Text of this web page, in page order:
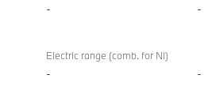
- -
Electric range (comb. for NI)
- -